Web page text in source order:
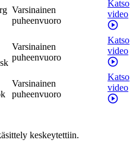
Varsinainen
puheenvuoro
Katso
video
Varsinainen
puheenvuoro
Katso
video
Varsinainen
puheenvuoro
Katso
video
keskeytettiin.